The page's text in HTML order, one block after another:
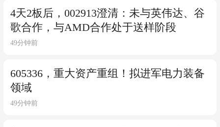
4天2板后，002913澄清：未与英伟达、谷
歌合作，与AMD合作处于送样阶段
49分钟前
605336，重大资产重组！拟进军电力装备
领域
49分钟前